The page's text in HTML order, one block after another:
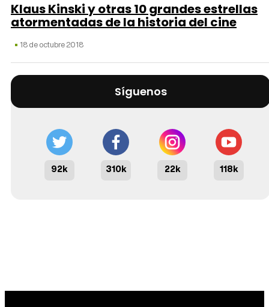
Klaus Kinski y otras 10 grandes estrellas
atormentadas de la historia del cine
18 de octubre 2018
Síguenos
92k 310k 22k 118k